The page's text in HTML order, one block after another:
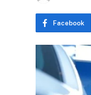
Facebook